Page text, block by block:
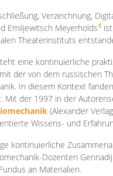
Verzeichnung,
Emiljewitsch Meyerholds1
Theaterinstituts
eine kontinuierliche
der von dem russischen
In diesem Kontext
Mit der 1997 in der
(Alexander
Wissens- und
kontinuierliche
Dozenten
an Materialien.